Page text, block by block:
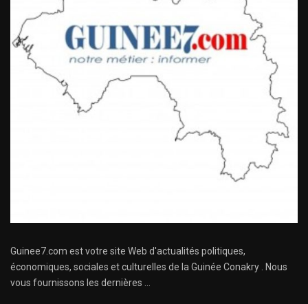
Guinee7.com est votre site Web d'actualités politiques,
économiques, sociales et culturelles de la Guinée Conakry . Nous
vous fournissons les dernières ...